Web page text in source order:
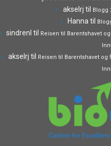
akselrj til Blogg
Hanna til
sindrenl til Reisen til Barentshavet
akselrj til Reisen til Barentshavet og